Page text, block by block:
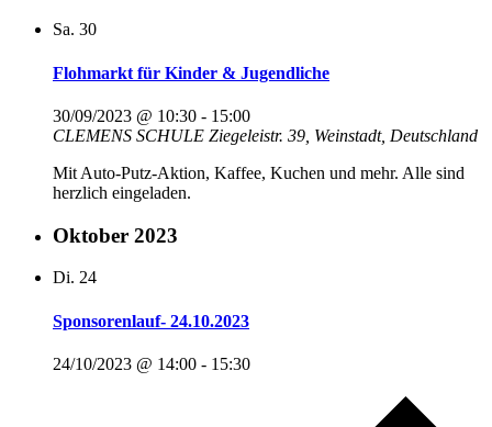
Sa. 30
Flohmarkt für Kinder & Jugendliche
30/09/2023 @ 10:30 - 15:00
CLEMENS SCHULE Ziegeleistr. 39, Weinstadt, Deutschland
Mit Auto-Putz-Aktion, Kaffee, Kuchen und mehr. Alle sind
herzlich eingeladen.
Oktober 2023
Di. 24
Sponsorenlauf- 24.10.2023
24/10/2023 @ 14:00 - 15:30